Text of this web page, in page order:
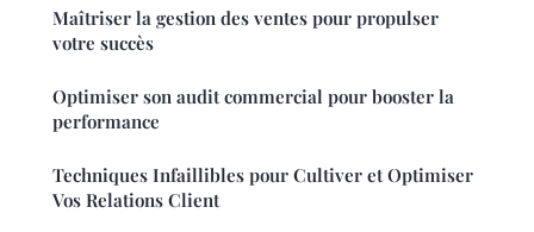
Maîtriser la gestion des ventes pour propulser
votre succès
Optimiser son audit commercial pour booster la
performance
Techniques Infaillibles pour Cultiver et Optimiser
Vos Relations Client